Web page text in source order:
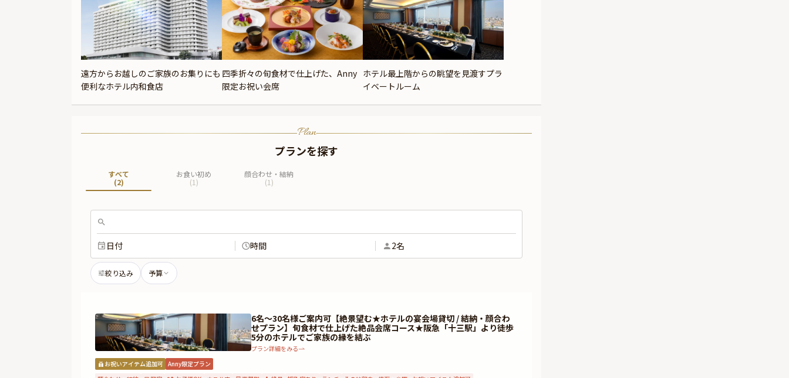
遠方からお越しのご家族のお集りにも
便利なホテル内和食店
四季折々の旬食材で仕上げた、Anny
限定お祝い会席
ホテル最上階からの眺望を見渡すプラ
イベートルーム
Plan
プランを探す
すべて
(2)
お食い初め
(1)
顔合わせ・結納
(1)
日付 時間 2名
絞り込み 予算
6名～30名様ご案内可【絶景望む★ホテルの宴会場貸切 / 結納・顔合わ
せプラン】旬食材で仕上げた絶品会席コース★阪急「十三駅」より徒歩
5分のホテルでご家族の縁を結ぶ
プラン詳細をみる
お祝いアイテム追加可 Anny限定プラン